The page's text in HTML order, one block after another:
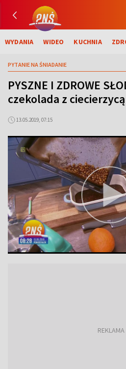
WYDANIA WIDEO KUCHNIA
PYTANIE NA ŚNIADANIE
PYSZNE I ZDROWE
czekolada z ciecierzycą
13.05.2019, 07:15